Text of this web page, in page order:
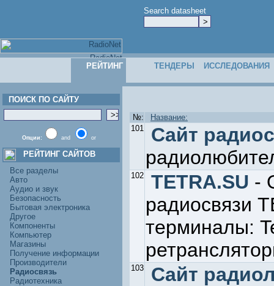
Search datasheet
РЕЙТИНГ ТЕНДЕРЫ ИССЛЕДОВАНИЯ
ПОИСК ПО САЙТУ
Опции: and or
РЕЙТИНГ САЙТОВ
Все разделы
Авто
Аудио и звук
Безопасность
Бытовая электроника
Другое
Компоненты
Компьютер
Магазины
Получение информации
Производители
Радиосвязь
Радиотехника
№:
Название:
101
Сайт
102 TETRA.SU -
радиосвязи
терминалы:
103
Сайт